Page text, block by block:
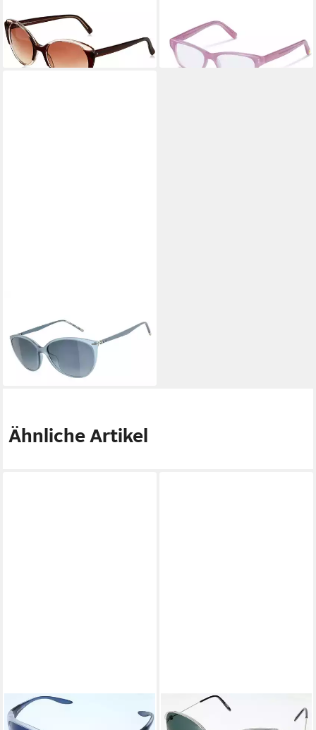
211,28 €
lieferbar in 3 Wochen
ROCCO RR 407
143,40 €
lieferbar in 3 Wochen
Sonnenbrille R7412 D
99,00 €
UVP179,00 €
-45%
lieferbar - in 2-3 Werktagen bei dir
Ähnliche Artikel
RODENSTOCK
Sonnenbrille Rodenstock
RODENSTOCK
Sonnenbrille Rodenstock